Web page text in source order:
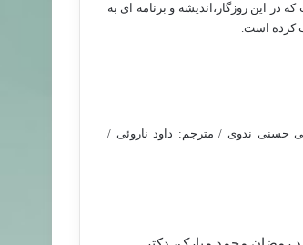
این روزگار،اندیشه و برنامه ای به
کرده است.
حسنی ندوی / مترجم: داود ناروئی /